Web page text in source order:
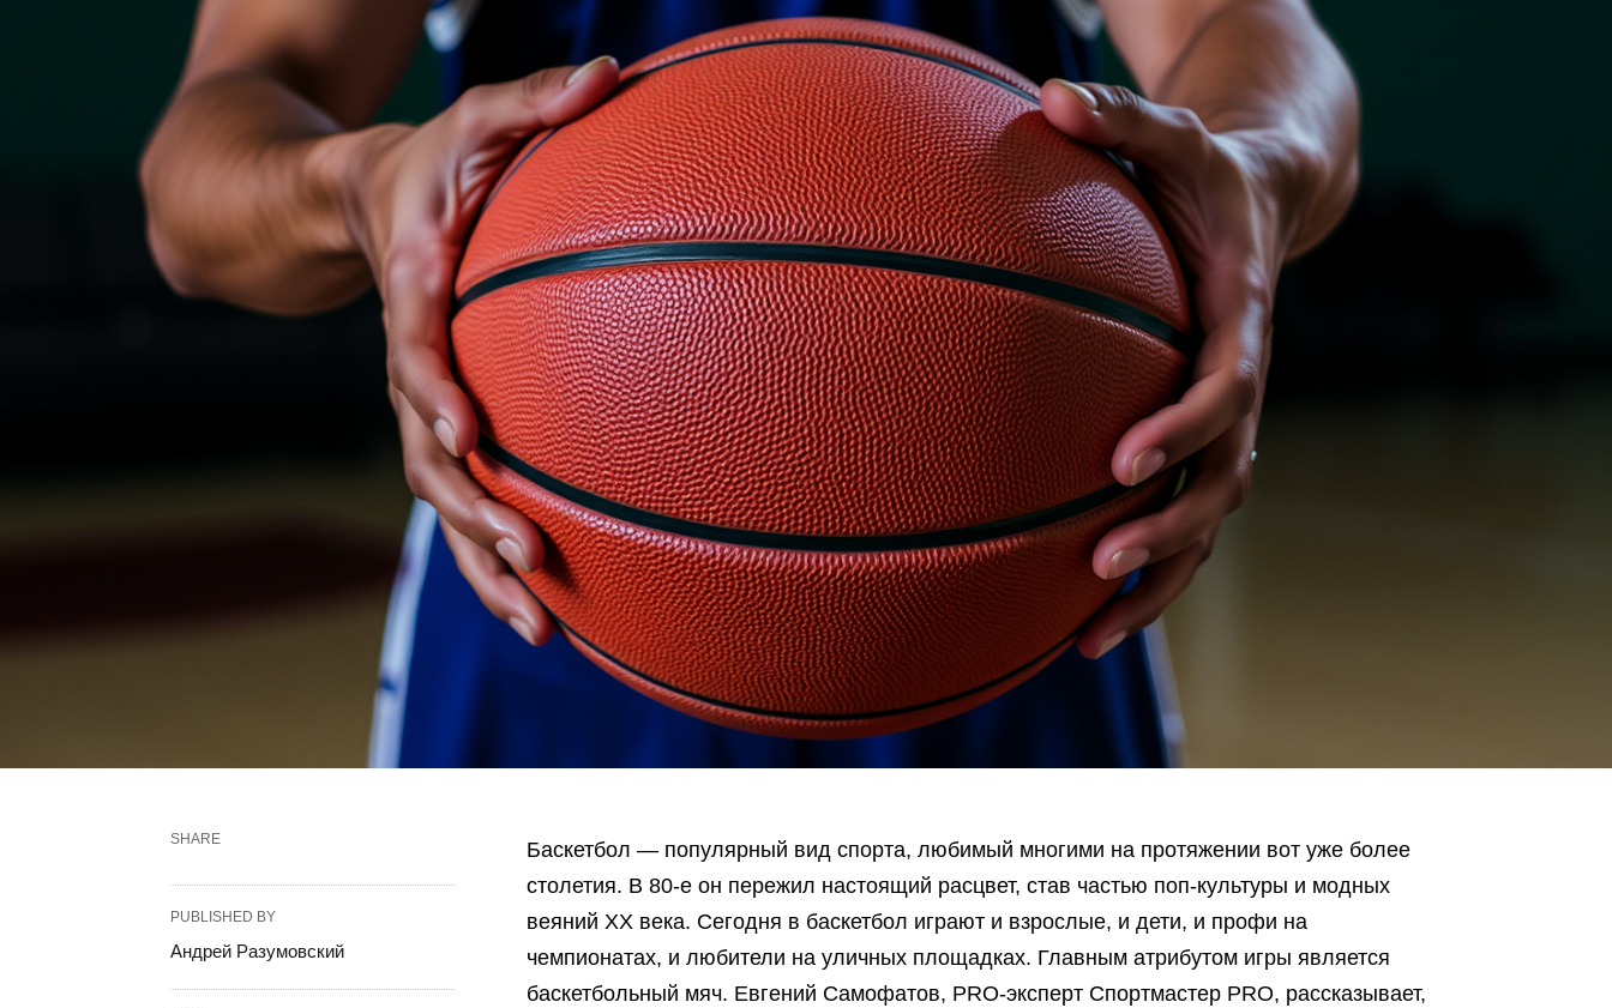
Баскетбол — популярный вид спорта, любимый многими на протяжении вот уже более
столетия. В 80-е он пережил настоящий расцвет, став частью поп-культуры и модных
веяний ХХ века. Сегодня в баскетбол играют и взрослые, и дети, и профи на
чемпионатах, и любители на уличных площадках. Главным атрибутом игры является
баскетбольный мяч. Евгений Самофатов, PRO-эксперт Спортмастер PRO, рассказывает,
SHARE
PUBLISHED BY
Андрей Разумовский